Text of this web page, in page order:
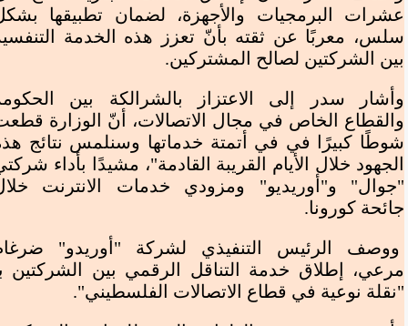
التناقل الرقمي بين شركتي "جوال" و"أوريدو"
2:18 م الأربعاء 09 / سبتمبر / 2020 نسخ الرابط
حجم الخط
عشرات البرمجيات والأجهزة، لضمان تطبيقها
سلس، معربًا عن ثقته بأنّ تعزز هذه الخدمة
بين الشركتين لصالح المشتركين.
وأشار سدر إلى الاعتزاز بالشرالكة بين
والقطاع الخاص في مجال الاتصالات، أنّ الوزارة
شوطًا كبيرًا في في أتمتة خدماتها وسنلمس نتائج
الجهود خلال الأيام القريبة القادمة"، مشيدًا بأداء
"جوال" و"أوريديو" ومزودي خدمات الانترنت
جائحة كورونا.
ووصف الرئيس التنفيذي لشركة "أوريدو"
مرعي، إطلاق خدمة التناقل الرقمي بين الشركتين
"نقلة نوعية في قطاع الاتصالات الفلسطيني".